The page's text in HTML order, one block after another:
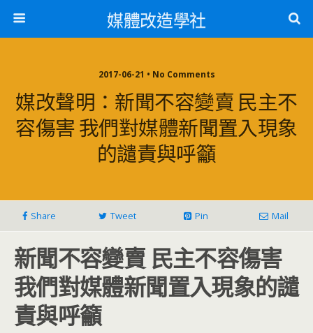
媒體改造學社
2017-06-21 • No Comments
媒改聲明：新聞不容變賣 民主不
容傷害 我們對媒體新聞置入現象
的譴責與呼籲
Share Tweet Pin Mail
新聞不容變賣 民主不容傷害
我們對媒體新聞置入現象的譴
責與呼籲